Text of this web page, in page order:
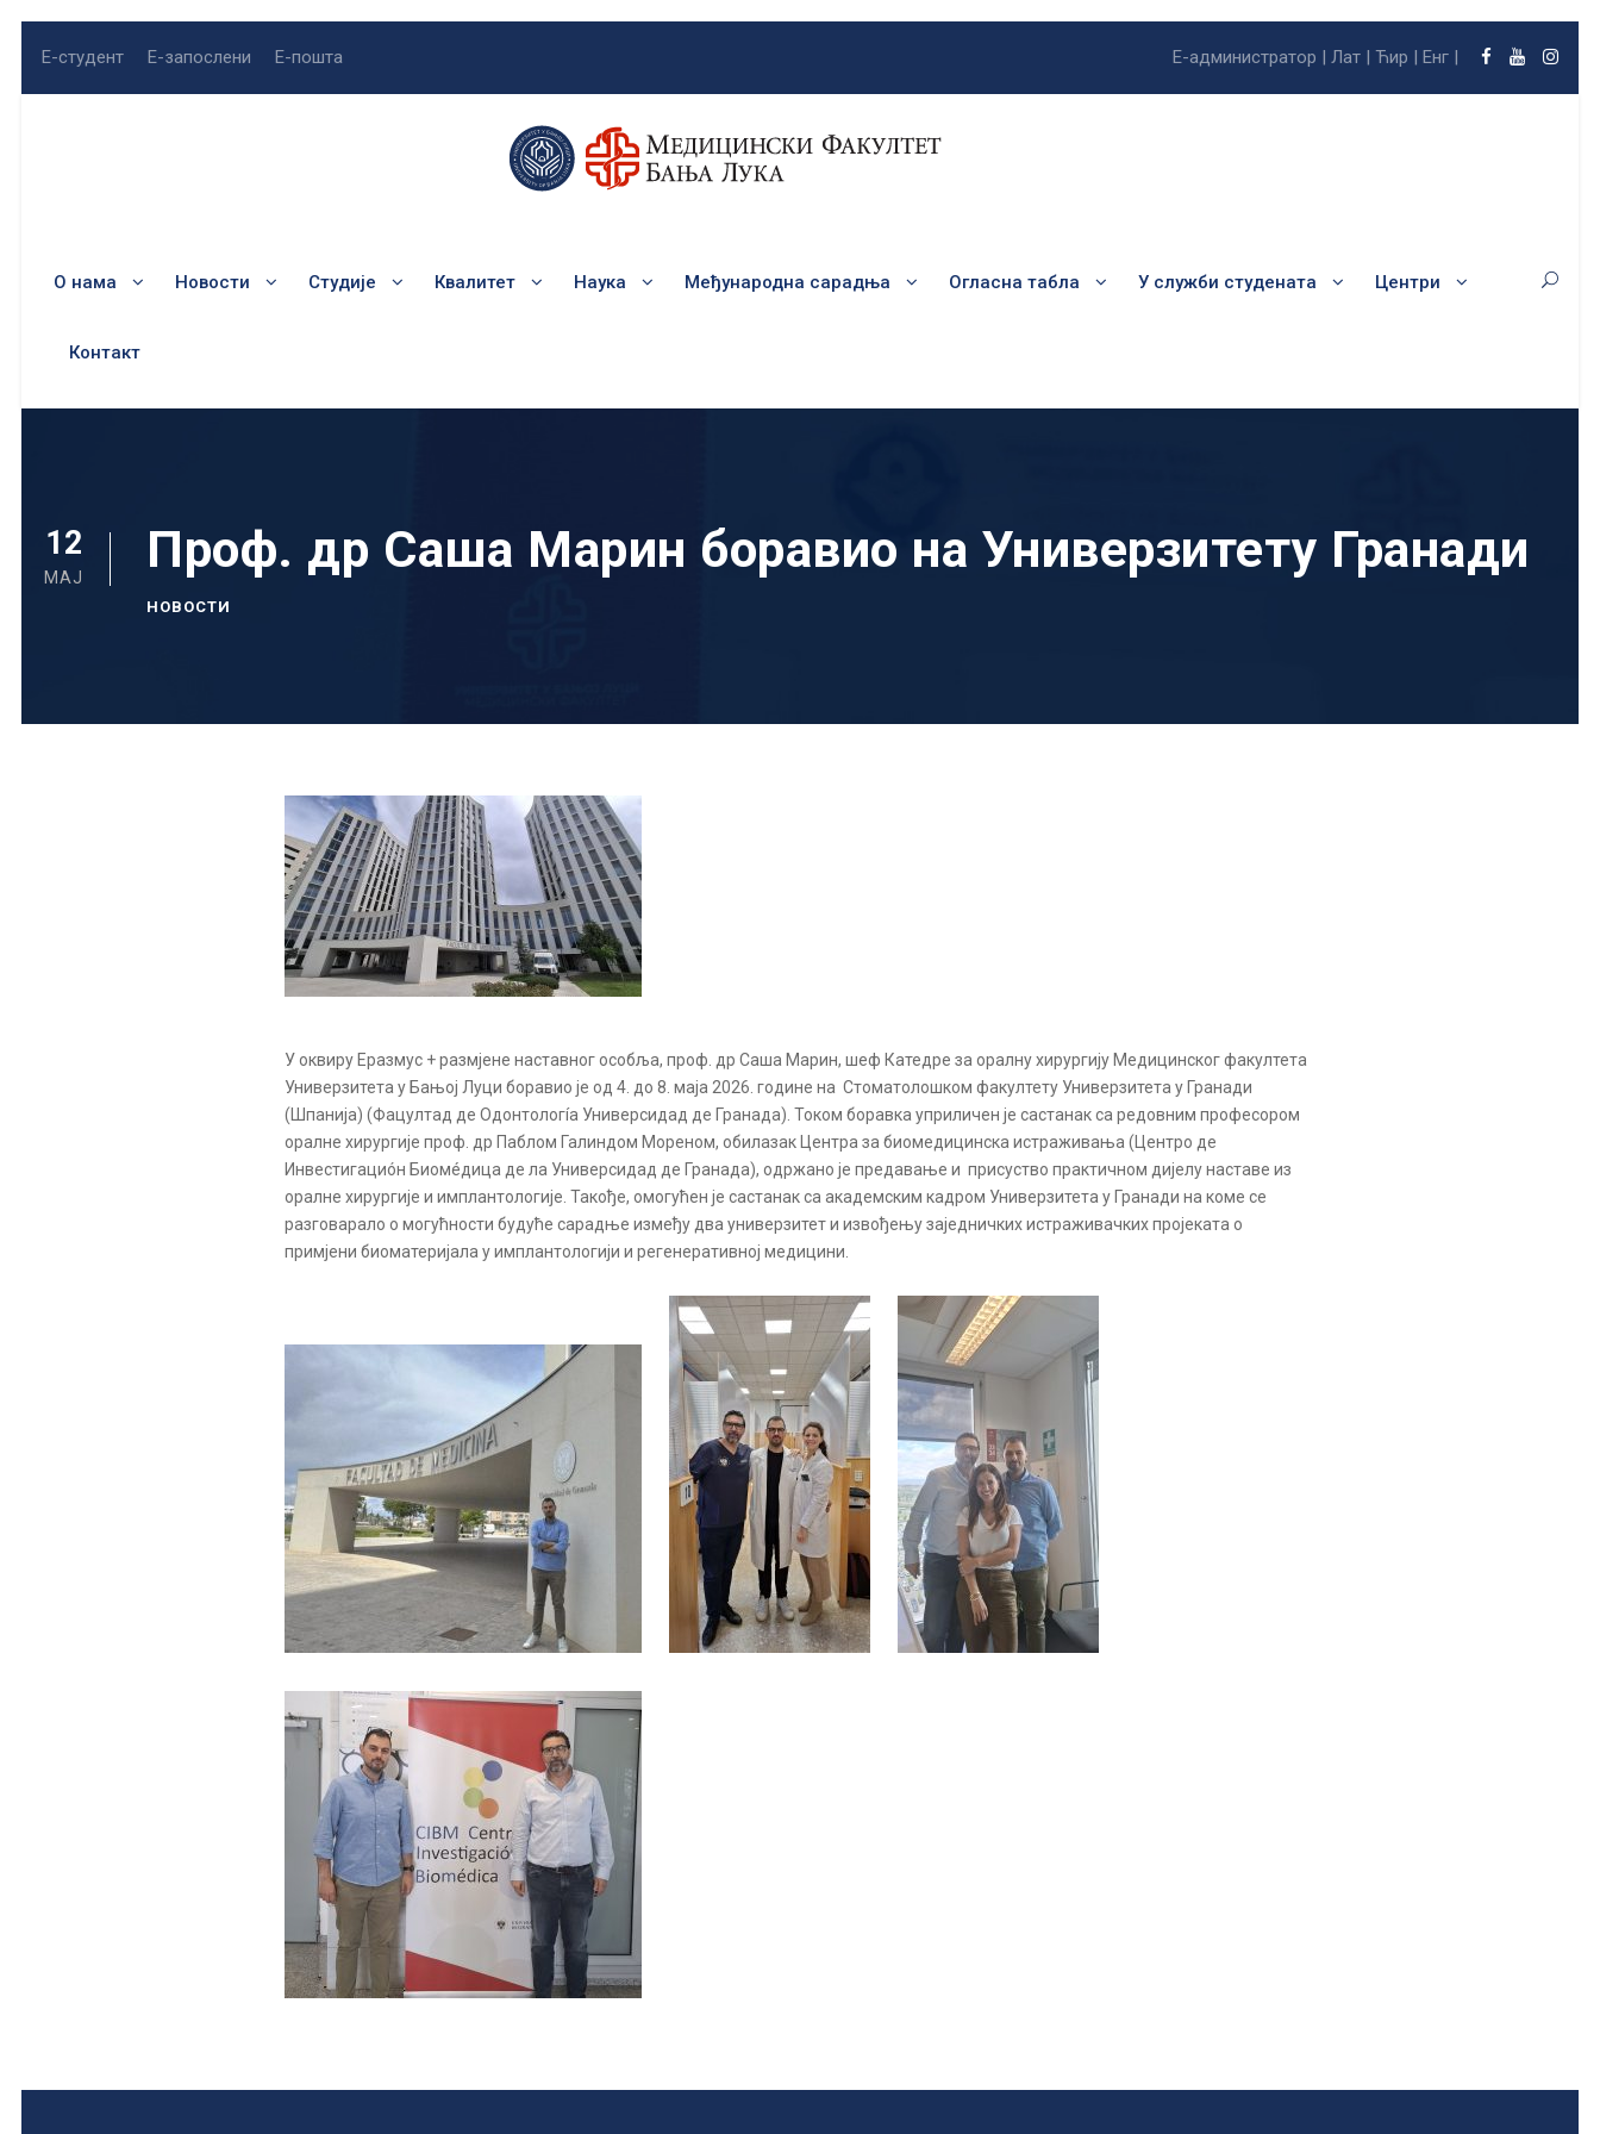
Е-студент Е-запослени Е-пошта Е-администратор | Лат | Ћир | Енг |
О нама Новости Студије Квалитет Наука Међународна сарадња Огласна табла У служби студената Центри
Контакт
12
МАЈ Проф. др Саша Марин боравио на Универзитету Гранади
НОВОСТИ
У оквиру Еразмус + размјене наставног особља, проф. др Саша Марин, шеф Катедре за оралну хирургију Медицинског факултета
Универзитета у Бањој Луци боравио је од 4. до 8. маја 2026. године на Стоматолошком факултету Универзитета у Гранади
(Шпанија) (Фацултад де Одонтологíа Универсидад де Гранада). Током боравка уприличен је састанак са редовним професором
оралне хирургије проф. др Паблом Галиндом Мореном, обилазак Центра за биомедицинска истраживања (Центро де
Инвестигациóн Биомéдица де ла Универсидад де Гранада), одржано је предавање и присуство практичном дијелу наставе из
оралне хирургије и имплантологије. Такође, омогућен је састанак са академским кадром Универзитета у Гранади на коме се
разговарало о могућности будуће сарадње између два универзитет и извођењу заједничких истраживачких пројеката о
примјени биоматеријала у имплантологији и регенеративној медицини.